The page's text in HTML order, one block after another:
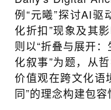
例“元曦”探讨AI驱
化折扣”现象及其
则以“折叠与展开
化叙事”为题，从
价值观在跨文化语
同”的理念构建包容